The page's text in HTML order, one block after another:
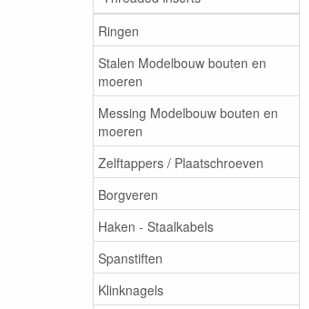
Ringen
Stalen Modelbouw bouten en
moeren
Messing Modelbouw bouten en
moeren
Zelftappers / Plaatschroeven
Borgveren
Haken - Staalkabels
Spanstiften
Klinknagels